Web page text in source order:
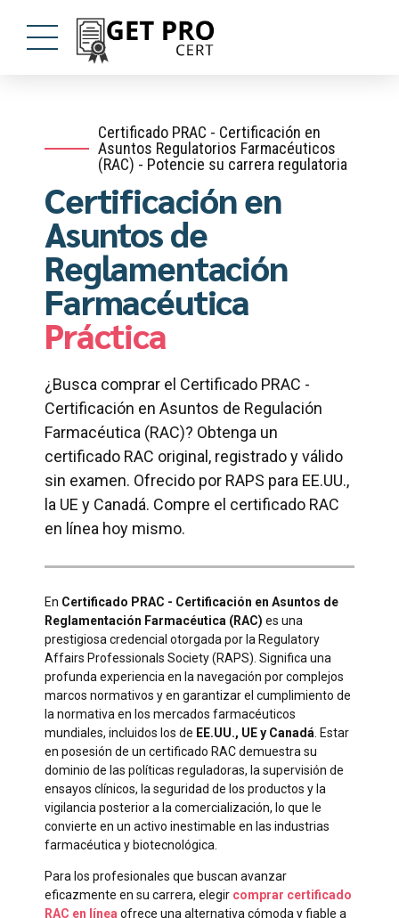
Certificado PRAC - Certificación en
Asuntos Regulatorios Farmacéuticos
(RAC) - Potencie su carrera regulatoria
Certificación en
Asuntos de
Reglamentación
Farmacéutica
Práctica
¿Busca comprar el Certificado PRAC -
Certificación en Asuntos de Regulación
Farmacéutica (RAC)? Obtenga un
certificado RAC original, registrado y válido
sin examen. Ofrecido por RAPS para EE.UU.,
la UE y Canadá. Compre el certificado RAC
en línea hoy mismo.
En Certificado PRAC - Certificación en Asuntos de
Reglamentación Farmacéutica (RAC) es una
prestigiosa credencial otorgada por la Regulatory
Affairs Professionals Society (RAPS). Significa una
profunda experiencia en la navegación por complejos
marcos normativos y en garantizar el cumplimiento de
la normativa en los mercados farmacéuticos
mundiales, incluidos los de EE.UU., UE y Canadá . Estar
en posesión de un certificado RAC demuestra su
dominio de las políticas reguladoras, la supervisión de
ensayos clínicos, la seguridad de los productos y la
vigilancia posterior a la comercialización, lo que le
convierte en un activo inestimable en las industrias
farmacéutica y biotecnológica.
Para los profesionales que buscan avanzar
eficazmente en su carrera, elegir comprar certificado
RAC en línea ofrece una alternativa cómoda y fiable a